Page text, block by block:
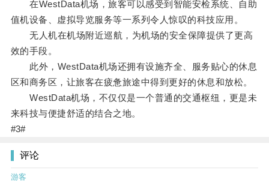
在WestData机场，旅客可以感受到智能安检系统、自助
值机设备、虚拟导览服务等一系列令人惊叹的科技应用。
无人机在机场附近巡航，为机场的安全保障提供了更高
效的手段。
此外，WestData机场还拥有设施齐全、服务贴心的休息
区和商务区，让旅客在疲惫旅途中得到更好的休息和放松。
WestData机场，不仅仅是一个普通的交通枢纽，更是未
来科技与便捷舒适的结合之地。
#3#
评论
游客